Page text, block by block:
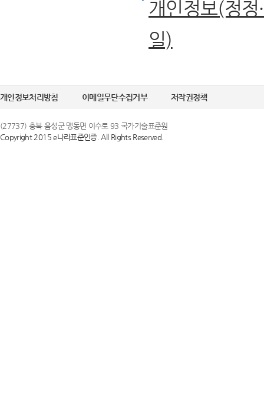
개인정보(정
일)
개인정보처리방침 이메일무단수집거부 저작권정책
(27737) 충북 음성군 맹동면 이수로 93 국가기술표준원
Copyright 2015 e나라표준인증. All Rights Reserved.